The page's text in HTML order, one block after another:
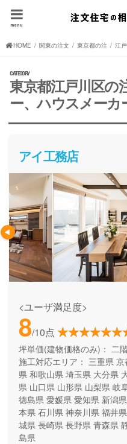
menu
HOME 関東の注文住宅(住宅メーカー
東京都の注文住宅
江
東京都江戸川区の
ー、ハウスメーカ
アイ工務店
<ユーザ満足度>
8/10点
坪単価(建物価格のみ)： 二
施工対応エリア： 三重県 京
県 和歌山県 埼玉県 大分県
県 山口県 山形県 山梨県 岐
徳島県 愛媛県 愛知県 新潟県
本県 石川県 神奈川県 福井県
城県 長崎県 長野県 青森県
島県